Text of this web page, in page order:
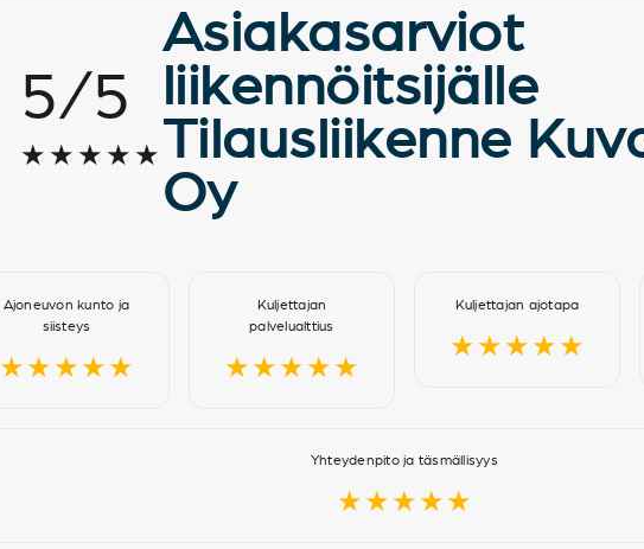
5/5
★★★★★
Asiakasarviot
liikennöitsijälle
Tilausliikenne
Oy
Ajoneuvon kunto ja
siisteys
★★★★★
Kuljettajan
palvelualttius
★★★★★
Kuljettajan ajotapa
★★★★★
Yhteydenpito ja täsmällisyys
★★★★★